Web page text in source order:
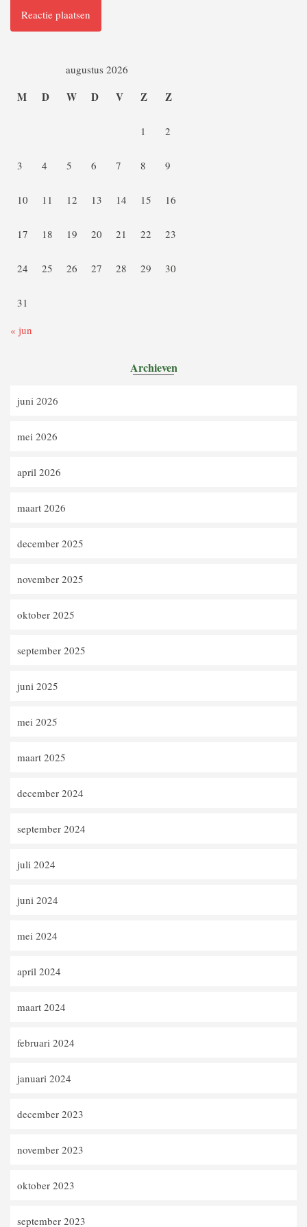
augustus 2026
M D W D V Z Z
1 2
3 4 5 6 7 8 9
10 11 12 13 14 15 16
17 18 19 20 21 22 23
24 25 26 27 28 29 30
31
« jun
Archieven
juni 2026
mei 2026
april 2026
maart 2026
december 2025
november 2025
oktober 2025
september 2025
juni 2025
mei 2025
maart 2025
december 2024
september 2024
juli 2024
juni 2024
mei 2024
april 2024
maart 2024
februari 2024
januari 2024
december 2023
november 2023
oktober 2023
september 2023